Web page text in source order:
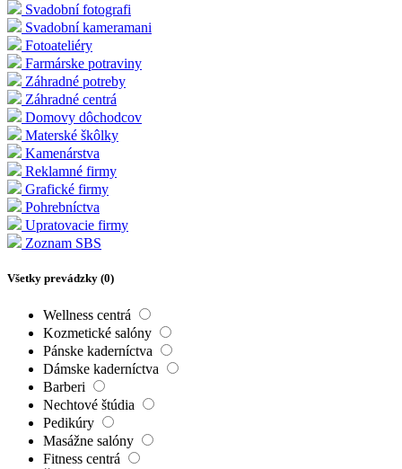
Svadobní fotografi
Svadobní kameramani
Fotoateliéry
Farmárske potraviny
Záhradné potreby
Záhradné centrá
Domovy dôchodcov
Materské škôlky
Kamenárstva
Reklamné firmy
Grafické firmy
Pohrebníctva
Upratovacie firmy
Zoznam SBS
Všetky prevádzky (0)
Wellness centrá
Kozmetické salóny
Pánske kaderníctva
Dámske kaderníctva
Barberi
Nechtové štúdia
Pedikúry
Masážne salóny
Fitness centrá